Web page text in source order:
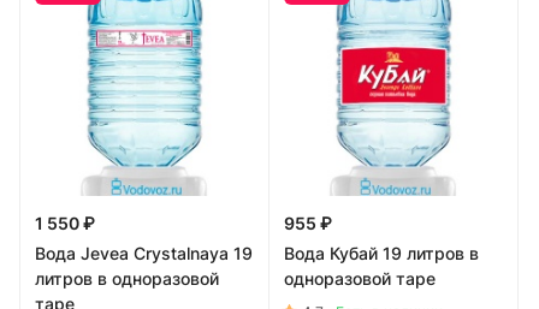
1 550 ₽
Вода Jevea Crystalnaya 19
литров в одноразовой
таре
955 ₽
Вода Кубай 19 литров в
одноразовой таре